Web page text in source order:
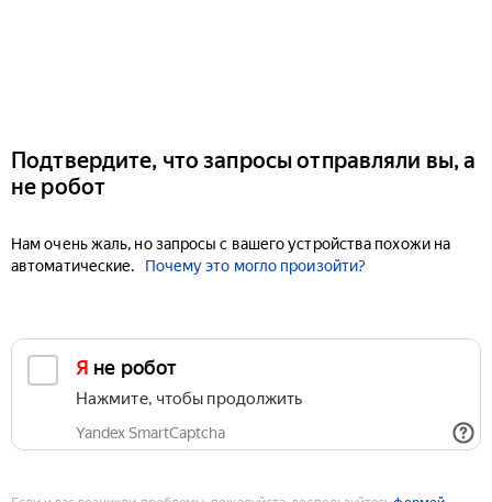
Подтвердите, что запросы отправляли вы, а
не робот
Нам очень жаль, но запросы с вашего устройства похожи на
автоматические.
Почему это могло произойти?
Я не робот
Нажмите, чтобы продолжить
Yandex SmartCaptcha